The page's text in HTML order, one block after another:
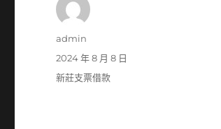
作
admin
發
佈
2024 年 8 月 8 日
分
新莊支票借款